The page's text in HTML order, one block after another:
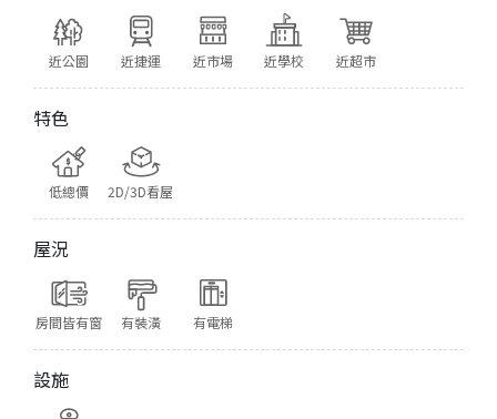
近公園 近捷運 近市場 近學校 近超市
特色
低總價 2D/3D看屋
屋況
房間皆有窗 有裝潢 有電梯
設施